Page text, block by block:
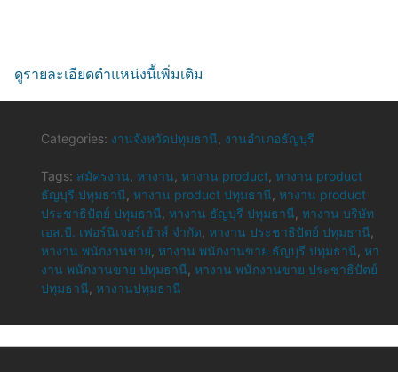
ดูรายละเอียดตำแหน่งนี้เพิ่มเติม
Categories: งานจังหวัดปทุมธานี งานอำเภอธัญบุรี
Tags: สมัครงาน หางาน หางาน product หางาน product
ธัญบุรี ปทุมธานี หางาน product ปทุมธานี หางาน product
ประชาธิปัตย์ ปทุมธานี หางาน ธัญบุรี ปทุมธานี หางาน บริษัท
เอส.บี. เฟอร์นิเจอร์เฮ้าส์ จำกัด หางาน ประชาธิปัตย์ ปทุมธานี
หางาน พนักงานขาย หางาน พนักงานขาย ธัญบุรี ปทุมธานี หา
งาน พนักงานขาย ปทุมธานี หางาน พนักงานขาย ประชาธิปัตย์
ปทุมธานี หางานปทุมธานี